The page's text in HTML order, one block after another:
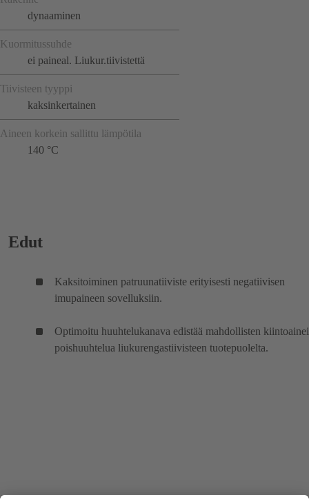
dynaaminen
Kuormitussuhde
ei paineal. Liukur.tiivistettä
Tiivisteen tyyppi
kaksinkertainen
Aineen korkein sallittu lämpötila
140 °C
Edut
Kaksitoiminen patruunatiiviste erityisesti negatiivisen
imupaineen sovelluksiin.
Optimoitu huuhtelukanava edistää mahdollisten
poishuuhtelua liukurengastiivisteen tuotepuolelta.